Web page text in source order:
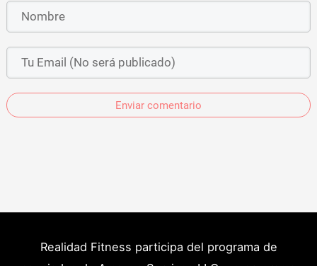
Enviar comentario
Realidad Fitness participa del programa de